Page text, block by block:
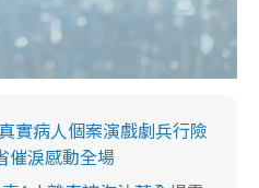
實病人個案演戲劇兵行險
催淚感動全場